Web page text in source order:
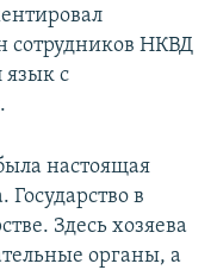
сотрудников НКВД
язык с
настоящая
Государство в
Здесь хозяева
органы, а